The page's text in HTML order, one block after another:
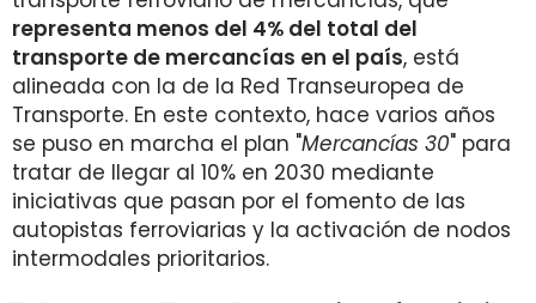
representa menos del 4% del total del
transporte de mercancías en el país, está
alineada con la de la Red Transeuropea de
Transporte. En este contexto, hace varios años
se puso en marcha el plan "Mercancías 30" para
tratar de llegar al 10% en 2030 mediante
iniciativas que pasan por el fomento de las
autopistas ferroviarias y la activación de nodos
intermodales prioritarios.